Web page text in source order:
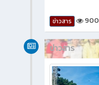
ข่าวสาร 900
ข่าวสาร